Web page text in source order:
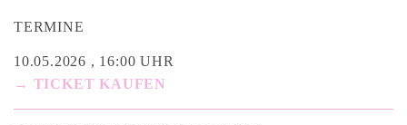
TERMINE
10.05.2026 , 16:00 UHR
→ TICKET KAUFEN